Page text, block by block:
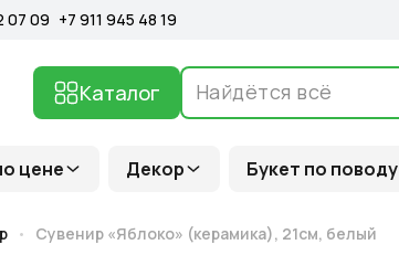
цене Декор Букет по поводу
Каталог
07 09 +7 911 945 48 19
Сувенир «Яблоко» (керамика), 21см, белый